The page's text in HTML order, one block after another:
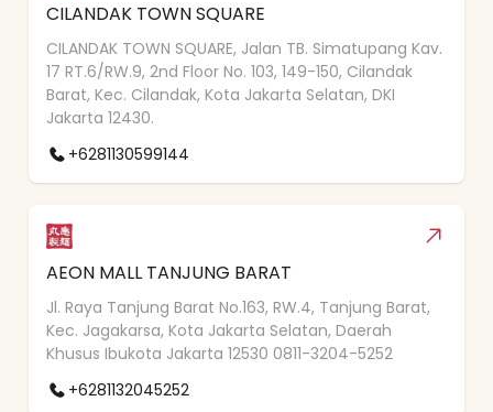
CILANDAK TOWN SQUARE
CILANDAK TOWN SQUARE, Jalan TB. Simatupang Kav.
17 RT.6/RW.9, 2nd Floor No. 103, 149-150, Cilandak
Barat, Kec. Cilandak, Kota Jakarta Selatan, DKI
Jakarta 12430.
+6281130599144
AEON MALL TANJUNG BARAT
Jl. Raya Tanjung Barat No.163, RW.4, Tanjung Barat,
Kec. Jagakarsa, Kota Jakarta Selatan, Daerah
Khusus Ibukota Jakarta 12530 0811-3204-5252
+6281132045252